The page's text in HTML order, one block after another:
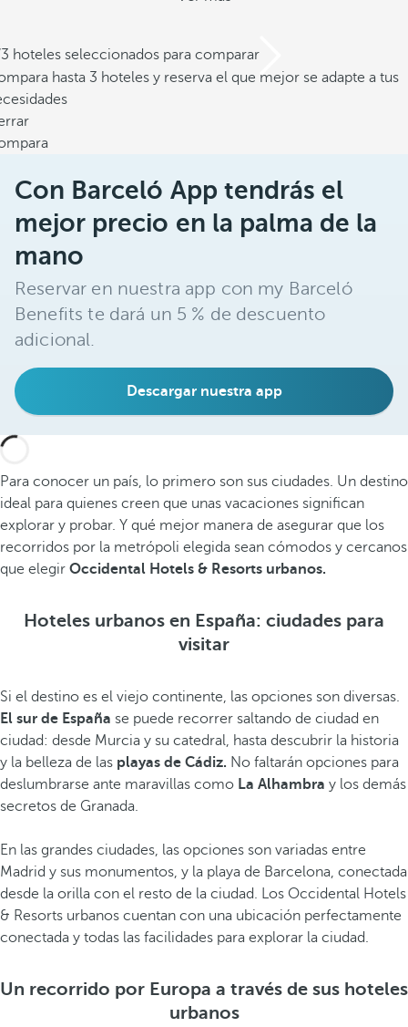
hoteles seleccionados para comparar
hasta 3 hoteles y reserva el que mejor se adapte a tus
Con Barceló App tendrás el
mejor precio en la palma de la
mano
Reservar en nuestra app con my Barceló
Benefits te dará un 5 % de descuento
adicional.
Descargar nuestra app
Para conocer un país, lo primero son sus ciudades. Un destino
ideal para quienes creen que unas vacaciones significan
explorar y probar. Y qué mejor manera de asegurar que los
recorridos por la metrópoli elegida sean cómodos y cercanos
que elegir Occidental Hotels & Resorts urbanos.
Hoteles urbanos en España: ciudades para
visitar
Si el destino es el viejo continente, las opciones son diversas.
El sur de España se puede recorrer saltando de ciudad en
ciudad: desde Murcia y su catedral, hasta descubrir la historia
y la belleza de las playas de Cádiz. No faltarán opciones para
deslumbrarse ante maravillas como La Alhambra y los demás
secretos de Granada.
En las grandes ciudades, las opciones son variadas entre
Madrid y sus monumentos, y la playa de Barcelona, conectada
desde la orilla con el resto de la ciudad. Los Occidental Hotels
& Resorts urbanos cuentan con una ubicación perfectamente
conectada y todas las facilidades para explorar la ciudad.
Un recorrido por Europa a través de sus hoteles
urbanos